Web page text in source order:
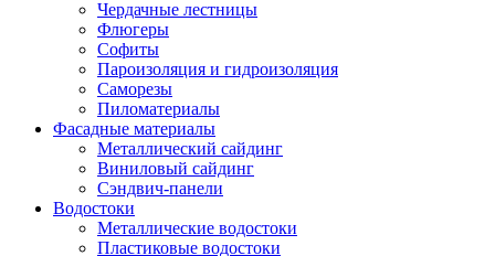
Чердачные лестницы
Флюгеры
Софиты
Пароизоляция и гидроизоляция
Саморезы
Пиломатериалы
Фасадные материалы
Металлический сайдинг
Виниловый сайдинг
Сэндвич-панели
Водостоки
Металлические водостоки
Пластиковые водостоки